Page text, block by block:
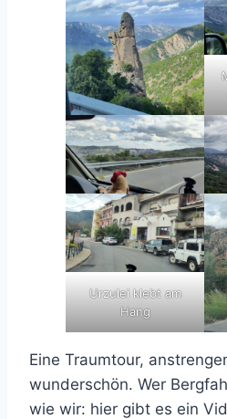
Urzulei klebt am
Hang
Eine Traumtour,
wunderschön. Wer
wie wir: hier gibt es ein